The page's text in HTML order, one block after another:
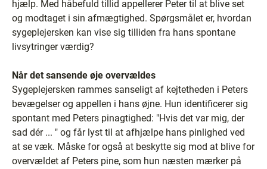
hjælp. Med håbefuld tillid appellerer Peter til at blive set
og modtaget i sin afmægtighed. Spørgsmålet er, hvordan
sygeplejersken kan vise sig tilliden fra hans spontane
livsytringer værdig?
Når det sansende øje overvældes
Sygeplejersken rammes sanseligt af kejtetheden i Peters
bevægelser og appellen i hans øjne. Hun identificerer sig
spontant med Peters pinagtighed: "Hvis det var mig, der
sad dér ... " og får lyst til at afhjælpe hans pinlighed ved
at se væk. Måske for også at beskytte sig mod at blive for
overvældet af Peters pine, som hun næsten mærker på